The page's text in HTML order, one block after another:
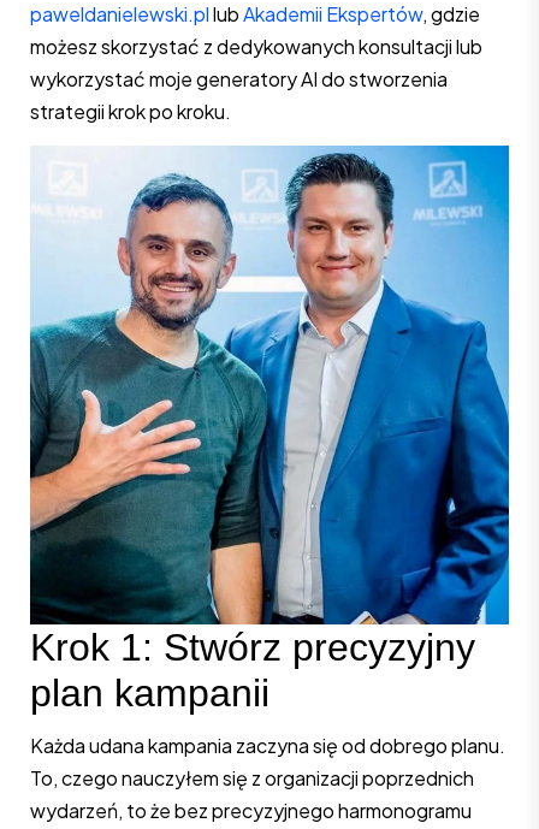
paweldanielewski.pllubAkademii Ekspertów, gdzie
możesz skorzystać z dedykowanych konsultacji lub
wykorzystać moje generatory AI do stworzenia
strategii krok po kroku.
Krok 1: Stwórz precyzyjny
plan kampanii
Każda udana kampania zaczyna się od dobrego planu.
To, czego nauczyłem się z organizacji poprzednich
wydarzeń, to że bez precyzyjnego harmonogramu